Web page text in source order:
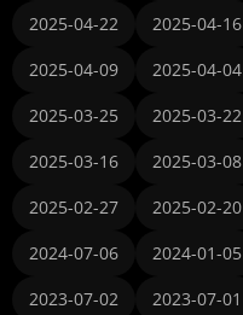
2025-04-22
2025-04-16
2025-04-09
2025-04-04
2025-03-25
2025-03-22
2025-03-16
2025-03-08
2025-02-27
2025-02-20
2024-07-06
2024-01-05
2023-07-02
2023-07-01